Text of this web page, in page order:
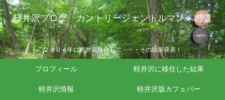
軽井沢ブログ カントリージェントルマンへの道
２００４年に軽井沢移住して・・・その結果発表！
プロフィール 軽井沢に移住した結果
軽井沢情報 軽井沢版カフェバー